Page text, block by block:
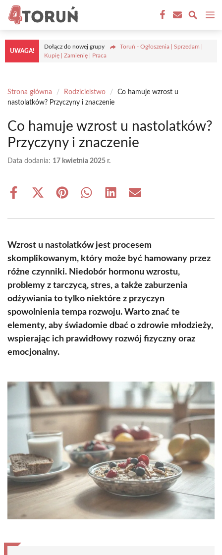
Przejdź
treści
UWAGA!
Dołącz do nowej grupy
Toruń - Ogłoszenia | Sprzedam |
Kupię | Zamienię | Praca
Strona główna / Rodzicielstwo /
Co hamuje wzrost u
nastolatków? Przyczyny i znaczenie
Co hamuje wzrost u nastolatków?
Przyczyny i znaczenie
Data dodania: 17 kwietnia 2025 r.
Share
Share
(Twitter)
Share Share Share Share
Wzrost u nastolatków jest procesem
skomplikowanym, który może być hamowany przez
różne czynniki. Niedobór hormonu wzrostu,
problemy z tarczycą, stres, a także zaburzenia
odżywiania to tylko niektóre z przyczyn
spowolnienia tempa rozwoju. Warto znać te
elementy, aby świadomie dbać o zdrowie młodzieży,
wspierając ich prawidłowy rozwój fizyczny oraz
emocjonalny.